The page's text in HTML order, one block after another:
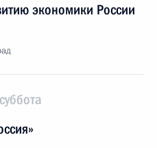
экономики России